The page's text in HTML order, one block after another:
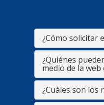
¿Cómo solicitar
¿Quiénes
medio de la web
¿Cuáles son los